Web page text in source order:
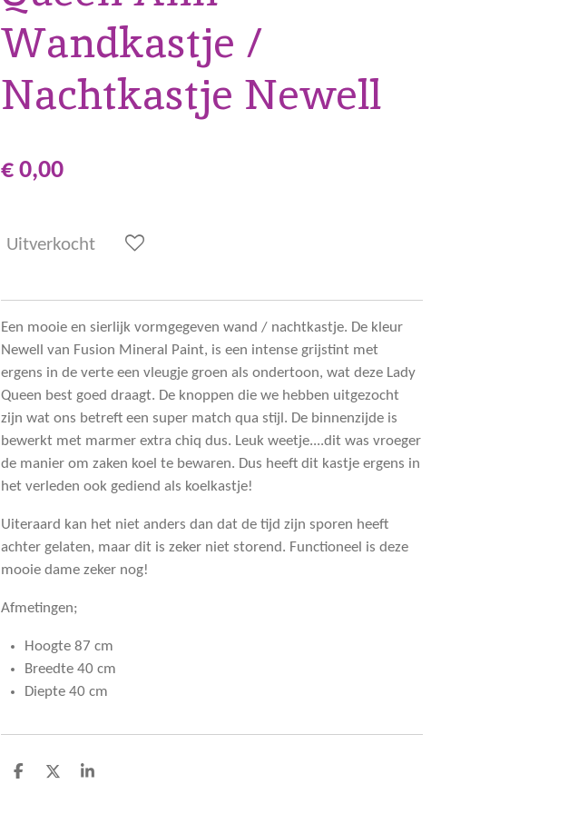
Wandkastje /
Nachtkastje Newell
€ 0,00
Uitverkocht
Een mooie en sierlijk vormgegeven wand / nachtkastje. De kleur
Newell van Fusion Mineral Paint, is een intense grijstint met
ergens in de verte een vleugje groen als ondertoon, wat deze Lady
Queen best goed draagt. De knoppen die we hebben uitgezocht
zijn wat ons betreft een super match qua stijl. De binnenzijde is
bewerkt met marmer extra chiq dus. Leuk weetje....dit was vroeger
de manier om zaken koel te bewaren. Dus heeft dit kastje ergens in
het verleden ook gediend als koelkastje!
Uiteraard kan het niet anders dan dat de tijd zijn sporen heeft
achter gelaten, maar dit is zeker niet storend. Functioneel is deze
mooie dame zeker nog!
Afmetingen;
Hoogte 87 cm
Breedte 40 cm
Diepte 40 cm
D
D
S